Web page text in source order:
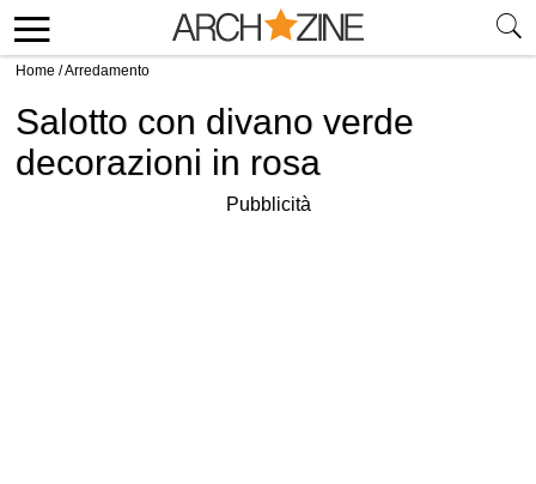
Home /Arredamento
Salotto con divano verde
decorazioni in rosa
Pubblicità